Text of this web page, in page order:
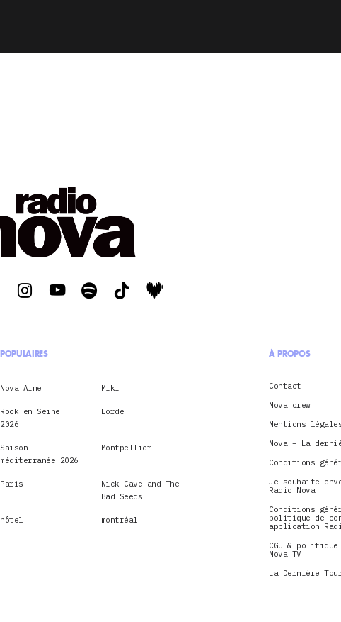
POPULAIRES
Nova Aime Miki
Rock en Seine
2026
Lorde
Saison
méditerranée 2026
Montpellier
Paris
Nick Cave and The
Bad Seeds
hôtel montréal
À PROPOS
Contact
Nova crew
Mentions
Nova – La
Conditions
Je souhaite
Radio Nova
Conditions
politique de
application
CGU &
Nova TV
La Dernière